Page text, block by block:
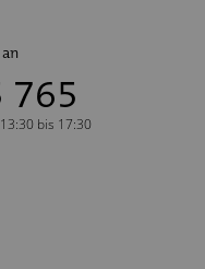
765
bis 17:30